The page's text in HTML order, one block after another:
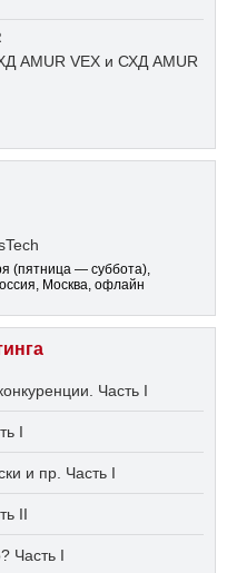
AMUR VEX и СХД AMUR
(пятница — суббота),
Москва, офлайн
Часть I
I
и пр. Часть I
II
Часть I